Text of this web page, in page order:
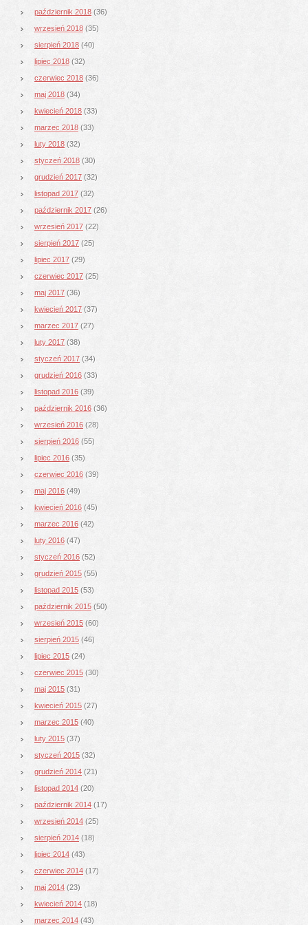
październik 2018 (36)
wrzesień 2018 (35)
sierpień 2018 (40)
lipiec 2018 (32)
czerwiec 2018 (36)
maj 2018 (34)
kwiecień 2018 (33)
marzec 2018 (33)
luty 2018 (32)
styczeń 2018 (30)
grudzień 2017 (32)
listopad 2017 (32)
październik 2017 (26)
wrzesień 2017 (22)
sierpień 2017 (25)
lipiec 2017 (29)
czerwiec 2017 (25)
maj 2017 (36)
kwiecień 2017 (37)
marzec 2017 (27)
luty 2017 (38)
styczeń 2017 (34)
grudzień 2016 (33)
listopad 2016 (39)
październik 2016 (36)
wrzesień 2016 (28)
sierpień 2016 (55)
lipiec 2016 (35)
czerwiec 2016 (39)
maj 2016 (49)
kwiecień 2016 (45)
marzec 2016 (42)
luty 2016 (47)
styczeń 2016 (52)
grudzień 2015 (55)
listopad 2015 (53)
październik 2015 (50)
wrzesień 2015 (60)
sierpień 2015 (46)
lipiec 2015 (24)
czerwiec 2015 (30)
maj 2015 (31)
kwiecień 2015 (27)
marzec 2015 (40)
luty 2015 (37)
styczeń 2015 (32)
grudzień 2014 (21)
listopad 2014 (20)
październik 2014 (17)
wrzesień 2014 (25)
sierpień 2014 (18)
lipiec 2014 (43)
czerwiec 2014 (17)
maj 2014 (23)
kwiecień 2014 (18)
marzec 2014 (43)